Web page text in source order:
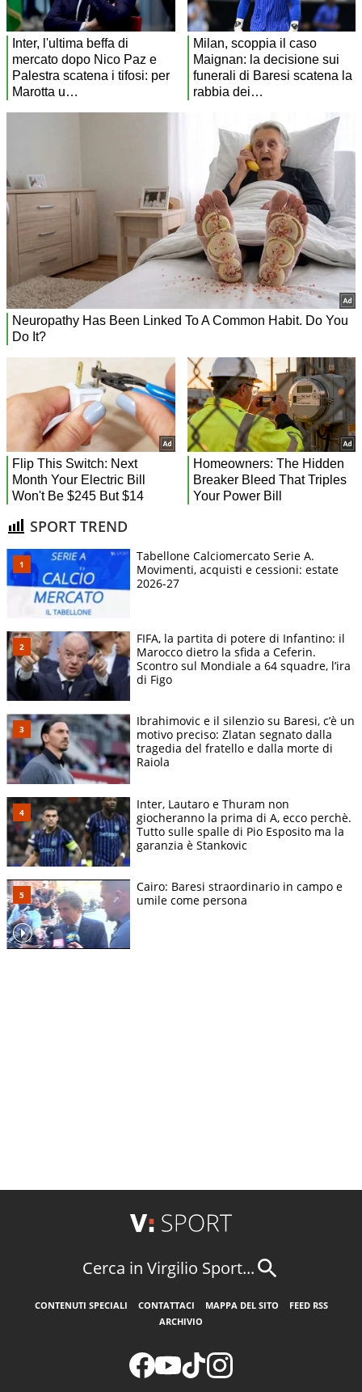
SPORT TREND
Tabellone Calciomercato Serie A.
Movimenti, acquisti e cessioni: estate
2026-27
FIFA, la partita di potere di Infantino: il
Marocco dietro la sfida a Ceferin.
Scontro sul Mondiale a 64 squadre, l’ira
di Figo
Ibrahimovic e il silenzio su Baresi, c’è un
motivo preciso: Zlatan segnato dalla
tragedia del fratello e dalla morte di
Raiola
Inter, Lautaro e Thuram non
giocheranno la prima di A, ecco perchè.
Tutto sulle spalle di Pio Esposito ma la
garanzia è Stankovic
Cairo: Baresi straordinario in campo e
umile come persona
Cerca in Virgilio Sport...
CONTENUTI SPECIALI CONTATTACI MAPPA DEL SITO
FEED RSS
ARCHIVIO